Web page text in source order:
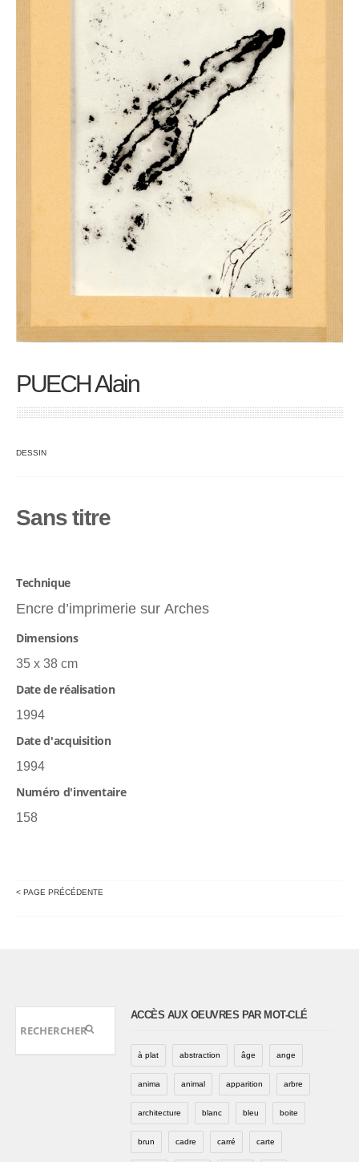
PUECH Alain
DESSIN
Sans titre
Technique
Encre d’imprimerie sur Arches
Dimensions
35 x 38 cm
Date de réalisation
1994
Date d'acquisition
1994
Numéro d'inventaire
158
< PAGE PRÉCÉDENTE
ACCÈS AUX OEUVRES PAR MOT-CLÉ
à plat abstraction âge ange
anima animal apparition arbre
architecture blanc bleu boite
brun cadre carré carte